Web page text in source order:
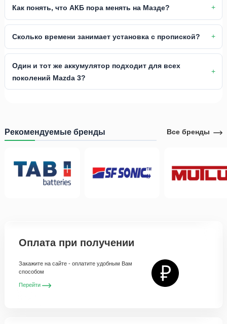
Как понять, что АКБ пора менять на Мазде?
Сколько времени занимает установка с пропиской?
Один и тот же аккумулятор подходит для всех
поколений Mazda 3?
Рекомендуемые бренды Все бренды
Оплата при получении
Закажите на сайте - оплатите удобным Вам
способом
Перейти